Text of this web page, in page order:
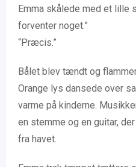
Emma skålede med et lille
forventer noget.”
“Præcis.”
Bålet blev tændt og
Orange lys dansede over
varme på kinderne.
en stemme og en guitar,
fra havet.